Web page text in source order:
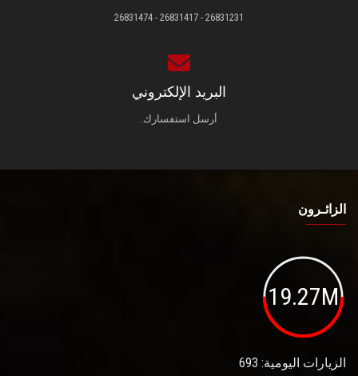
26831231 - 26831417 - 26831474
البريد الإلكتروني
أرسل استفسارك.
الزائـرون
19.27M
الزيارات اليومية: 693